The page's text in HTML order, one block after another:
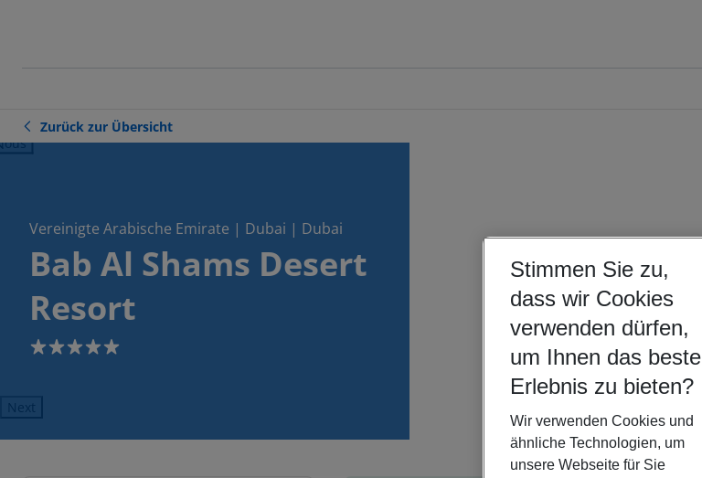
Zurück zur Übersicht
Vereinigte Arabische Emirate | Dubai | Dubai
Bab Al Shams Desert
Resort
5
Next
Stimmen Sie zu,
dass wir Cookies
verwenden dürfen,
um Ihnen das beste
Erlebnis zu bieten?
Wir verwenden Cookies und
ähnliche Technologien, um
unsere Webseite für Sie